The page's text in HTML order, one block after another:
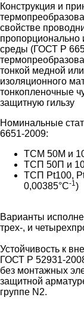
Конструкция и
свойстве
среды (ГОСТ Р
тонкой медной
изоляционного
тонкопленочные
защитную гильзу
Номинальные
6651-2009:
ТСМ 50М и
ТСП 50П и
ТСП Pt100,
0,00385°С-1)
Варианты
трех-, и
Устойчивость к
ГОСТ Р 52931-
без монтажных
защитной
группе N2.